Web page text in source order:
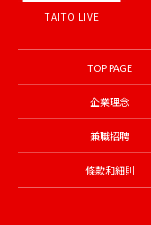
TAITO LIVE
TOP PAGE
企業理念
兼職招聘
條款和細則